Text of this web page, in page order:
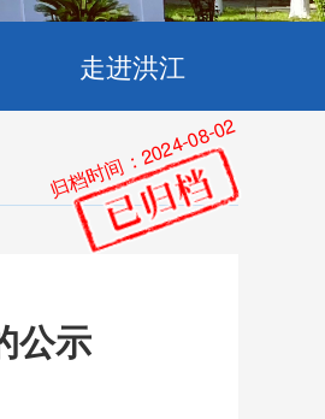
走进洪江
公示
归档时间：2024-08-02